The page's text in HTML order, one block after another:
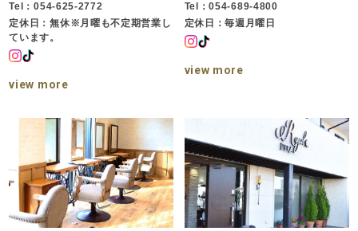
Tel：054-625-2772
定休日：無休※月曜も不定期営業し
ています。
view more
Tel：054-689-4800
定休日：毎週月曜日
view more